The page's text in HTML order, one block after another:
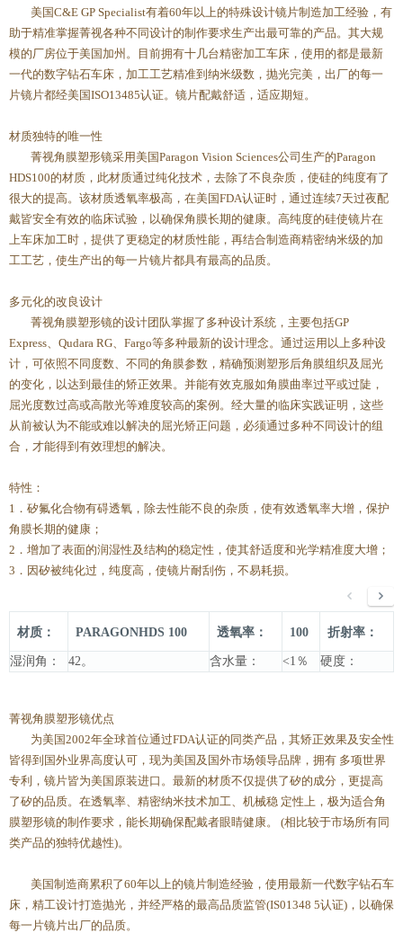
美国C&E GP Specialist有着60年以上的特殊设计镜片制造加工经验，有
助于精准掌握菁视各种不同设计的制作要求生产出最可靠的产品。其大规
模的厂房位于美国加州。目前拥有十几台精密加工车床，使用的都是最新
一代的数字钻石车床，加工工艺精准到纳米级数，抛光完美，出厂的每一
片镜片都经美国ISO13485认证。镜片配戴舒适，适应期短。
材质独特的唯一性
菁视角膜塑形镜采用美国Paragon Vision Sciences公司生产的Paragon
HDS100的材质，此材质通过纯化技术，去除了不良杂质，使硅的纯度有了
很大的提高。该材质透氧率极高，在美国FDA认证时，通过连续7天过夜配
戴皆安全有效的临床试验，以确保角膜长期的健康。高纯度的硅使镜片在
上车床加工时，提供了更稳定的材质性能，再结合制造商精密纳米级的加
工工艺，使生产出的每一片镜片都具有最高的品质。
多元化的改良设计
菁视角膜塑形镜的设计团队掌握了多种设计系统，主要包括GP
Express、Qudara RG、Fargo等多种最新的设计理念。通过运用以上多种设
计，可依照不同度数、不同的角膜参数，精确预测塑形后角膜组织及屈光
的变化，以达到最佳的矫正效果。并能有效克服如角膜曲率过平或过陡，
屈光度数过高或高散光等难度较高的案例。经大量的临床实践证明，这些
从前被认为不能或难以解决的屈光矫正问题，必须通过多种不同设计的组
合，才能得到有效理想的解决。
特性：
1．矽氟化合物有碍透氧，除去性能不良的杂质，使有效透氧率大增，保护
角膜长期的健康；
2．增加了表面的润湿性及结构的稳定性，使其舒适度和光学精准度大增；
3．因矽被纯化过，纯度高，使镜片耐刮伤，不易耗损。
材质： PARAGONHDS 100 透氧率： 100 折射率：
湿润角： 42。 含水量： <1％ 硬度：
菁视角膜塑形镜优点
为美国2002年全球首位通过FDA认证的同类产品，其矫正效果及安全性
皆得到国外业界高度认可，现为美国及国外市场领导品牌，拥有 多项世界
专利，镜片皆为美国原装进口。最新的材质不仅提供了矽的成分，更提高
了矽的品质。在透氧率、精密纳米技术加工、机械稳 定性上，极为适合角
膜塑形镜的制作要求，能长期确保配戴者眼睛健康。 (相比较于市场所有同
类产品的独特优越性)。
美国制造商累积了60年以上的镜片制造经验，使用最新一代数字钻石车
床，精工设计打造抛光，并经严格的最高品质监管(IS01348 5认证)，以确保
每一片镜片出厂的品质。